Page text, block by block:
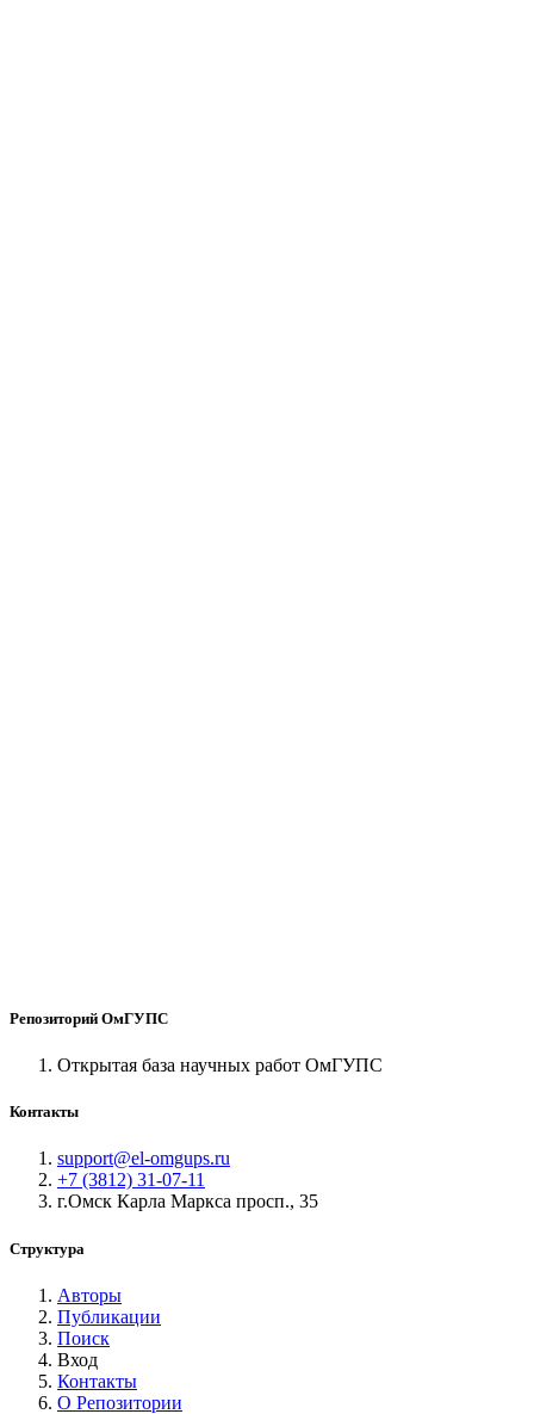
Репозиторий ОмГУПС
Открытая база научных работ ОмГУПС
Контакты
support@el-omgups.ru
+7 (3812) 31-07-11
г.Омск Карла Маркса просп., 35
Структура
Авторы
Публикации
Поиск
Вход
Контакты
О Репозитории